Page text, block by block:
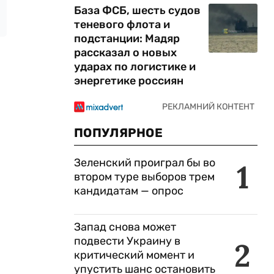
База ФСБ, шесть судов
теневого флота и
подстанции: Мадяр
рассказал о новых
ударах по логистике и
энергетике россиян
ПОПУЛЯРНОЕ
1
Зеленский проиграл бы во
втором туре выборов трем
кандидатам — опрос
2
Запад снова может
подвести Украину в
критический момент и
упустить шанс остановить